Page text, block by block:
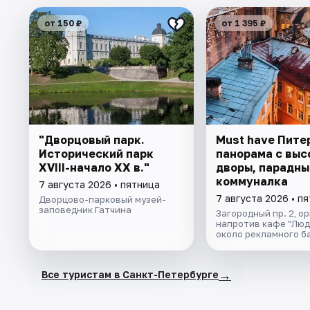
от 150 ₽
"Дворцовый парк.
Исторический парк
XVIII-начало XX в."
7 августа 2026 • пятница
Дворцово-парковый музей-
заповедник Гатчина
от 1 395 ₽
Must have
панорама с
дворы,
коммуналка
7 августа 2026 •
Загородный пр. 2,
напротив кафе
около рекламного
Все туристам в Санкт-Петербурге →